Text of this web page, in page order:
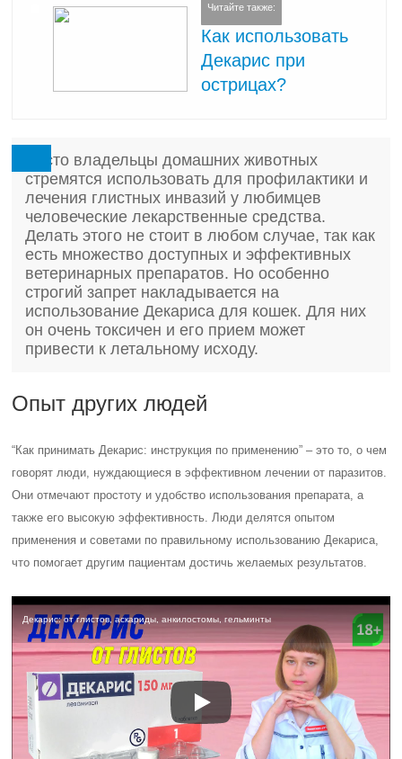
Читайте также:
Как использовать
Декарис при
острицах?
Часто владельцы домашних животных
стремятся использовать для профилактики и
лечения глистных инвазий у любимцев
человеческие лекарственные средства.
Делать этого не стоит в любом случае, так как
есть множество доступных и эффективных
ветеринарных препаратов. Но особенно
строгий запрет накладывается на
использование Декариса для кошек. Для них
он очень токсичен и его прием может
привести к летальному исходу.
Опыт других людей
“Как принимать Декарис: инструкция по применению” – это то, о чем
говорят люди, нуждающиеся в эффективном лечении от паразитов.
Они отмечают простоту и удобство использования препарата, а
также его высокую эффективность. Люди делятся опытом
применения и советами по правильному использованию Декариса,
что помогает другим пациентам достичь желаемых результатов.
Декарис: от глистов, аскариды, анкилостомы, гельминты